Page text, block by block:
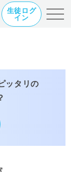
生徒ログ
イン
ッタリの